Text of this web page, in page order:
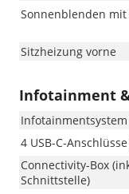
Sonnenblenden
Sitzheizung vorne
Infotainment
Infotainmentsystem
4 USB-C-
Connectivity-Box
Schnittstelle)